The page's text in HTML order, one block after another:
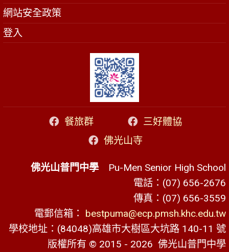
網站安全政策
登入
餐旅群
三好體協
佛光山寺
佛光山普門中學 Pu-Men Senior High School
電話：(07) 656-2676
傳真：(07) 656-3559
電郵信箱： bestpuma@ecp.pmsh.khc.edu.tw
學校地址：(84048)高雄市大樹區大坑路 140-11 號
版權所有 © 2015 - 2026 佛光山普門中學